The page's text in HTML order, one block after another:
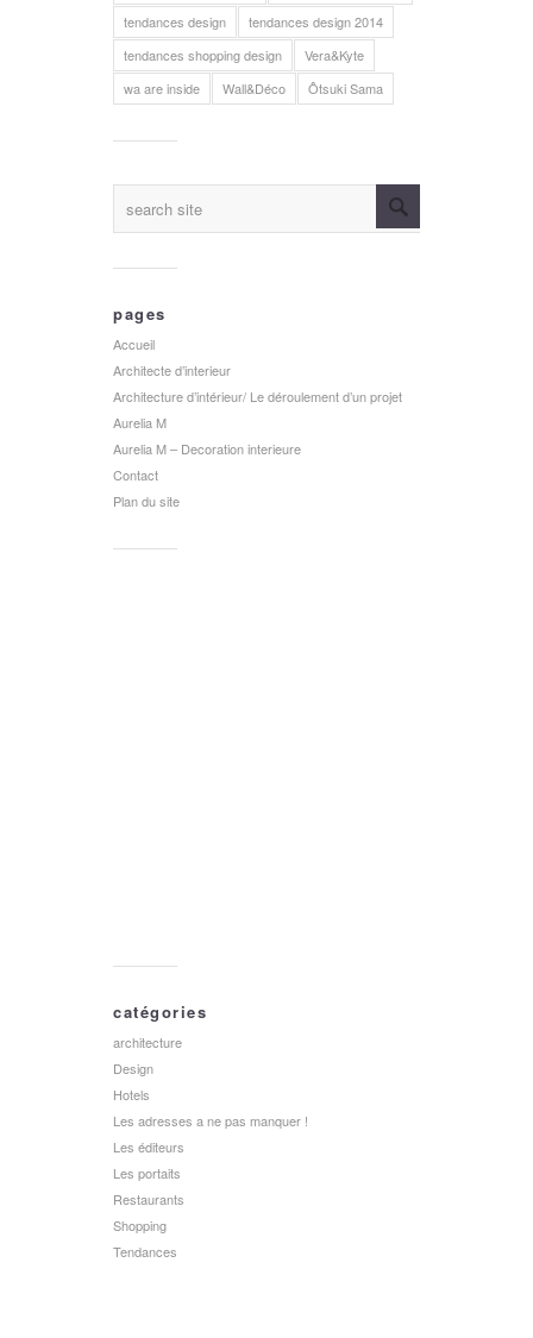
tendances design
tendances design 2014
tendances shopping design
Vera&Kyte
wa are inside
Wall&Déco Ôtsuki Sama
pages
Accueil
Architecte d’interieur
Architecture d’intérieur/ Le déroulement d’un projet
Aurelia M
Aurelia M – Decoration interieure
Contact
Plan du site
catégories
architecture
Design
Hotels
Les adresses a ne pas manquer !
Les éditeurs
Les portaits
Restaurants
Shopping
Tendances